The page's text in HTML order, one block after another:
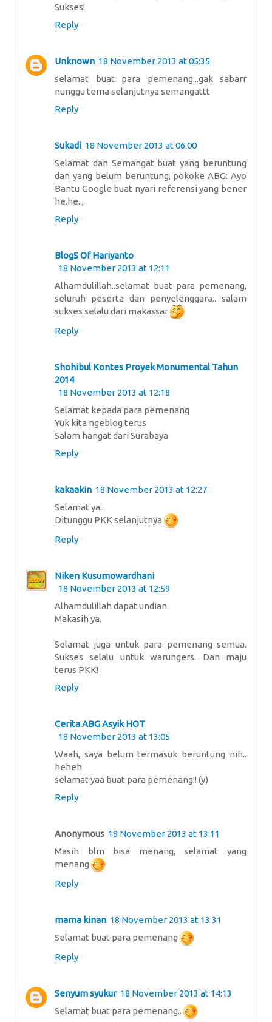
Sukses!
Reply
Unknown 18 November 2013 at 05:35
selamat buat para pemenang...gak sabarr
nunggu tema selanjutnya semangattt
Reply
Sukadi 18 November 2013 at 06:00
Selamat dan Semangat buat yang beruntung
dan yang belum beruntung, pokoke ABG: Ayo
Bantu Google buat nyari referensi yang bener
he.he..,
Reply
BlogS Of Hariyanto
18 November 2013 at 12:11
Alhamdulillah..selamat buat para pemenang,
seluruh peserta dan penyelenggara.. salam
sukses selalu dari makassar
Reply
Shohibul Kontes Proyek Monumental Tahun
2014
18 November 2013 at 12:18
Selamat kepada para pemenang
Yuk kita ngeblog terus
Salam hangat dari Surabaya
Reply
kakaakin 18 November 2013 at 12:27
Selamat ya..
Ditunggu PKK selanjutnya
Reply
Niken Kusumowardhani
18 November 2013 at 12:59
Alhamdulillah dapat undian.
Makasih ya.
Selamat juga untuk para pemenang semua.
Sukses selalu untuk warungers. Dan maju
terus PKK!
Reply
Cerita ABG Asyik HOT
18 November 2013 at 13:05
Waah, saya belum termasuk beruntung nih..
heheh
selamat yaa buat para pemenang!! (y)
Reply
Anonymous 18 November 2013 at 13:11
Masih blm bisa menang, selamat yang
menang
Reply
mama kinan 18 November 2013 at 13:31
Selamat buat para pemenang
Reply
Senyum syukur 18 November 2013 at 14:13
Selamat buat para pemenang..